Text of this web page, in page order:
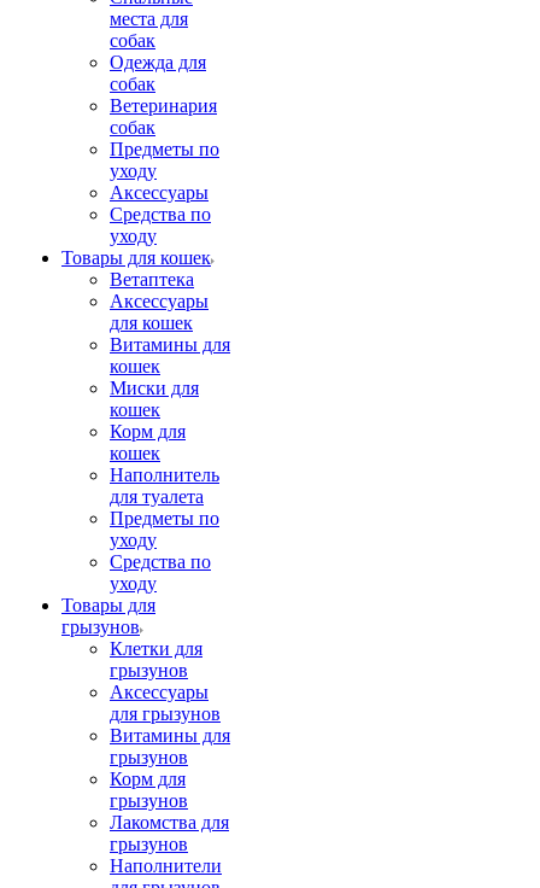
места для
собак
Одежда для
собак
Ветеринария
собак
Предметы по
уходу
Аксессуары
Средства по
уходу
Товары для кошек
Ветаптека
Аксессуары
для кошек
Витамины для
кошек
Миски для
кошек
Корм для
кошек
Наполнитель
для туалета
Предметы по
уходу
Средства по
уходу
Товары для
грызунов
Клетки для
грызунов
Аксессуары
для грызунов
Витамины для
грызунов
Корм для
грызунов
Лакомства для
грызунов
Наполнители